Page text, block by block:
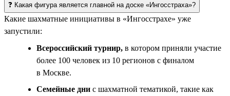
❓ Какая фигура является главной на доске «Ингосстраха»?
Какие шахматные инициативы в «Ингосстрахе» уже
запустили:
Всероссийский турнир, в котором приняли участие
более 100 человек из 10 регионов с финалом
в Москве.
Семейные дни с шахматной тематикой, такие как